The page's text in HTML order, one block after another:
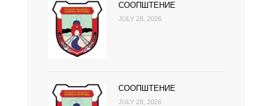
СООПШТЕНИЕ
JULY 28, 2026
СООПШТЕНИЕ
JULY 28, 2026